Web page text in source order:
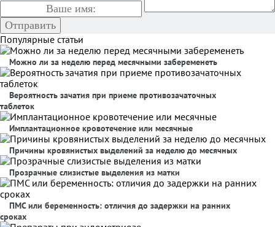
Популярные статьи
Можно ли за неделю перед месячными забеременеть
Вероятность зачатия при приеме противозачаточных
таблеток
Имплантационное кровотечение или месячные
Причины кровянистых выделений за неделю до месячных
Прозрачные слизистые выделения из матки
ПМС или беременность: отличия до задержки на ранних
сроках